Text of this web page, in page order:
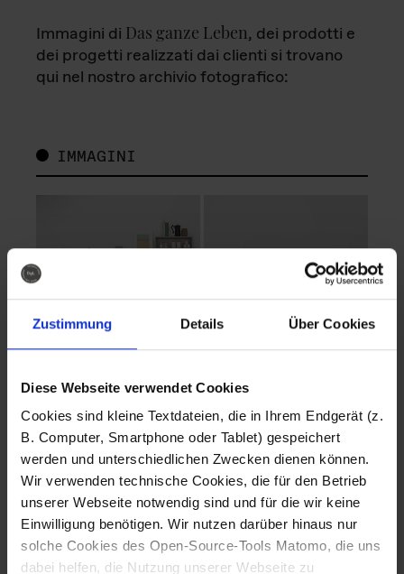
Zustimmung Details Über Cookies
Diese Webseite verwendet Cookies
Cookies sind kleine Textdateien, die in Ihrem Endgerät (z.
B. Computer, Smartphone oder Tablet) gespeichert
werden und unterschiedlichen Zwecken dienen können.
Wir verwenden technische Cookies, die für den Betrieb
unserer Webseite notwendig sind und für die wir keine
Einwilligung benötigen. Wir nutzen darüber hinaus nur
solche Cookies des Open-Source-Tools Matomo, die uns
dabei helfen, die Nutzung unserer Webseite zu
Immagini di Das ganze Leben, dei prodotti e
dei progetti realizzati dai clienti si trovano
qui nel nostro archivio fotografico:
IMMAGINI
Fotografo: Lorenz
Sternbach
Download
Fotografo: Lorenz
Sternbach
Download